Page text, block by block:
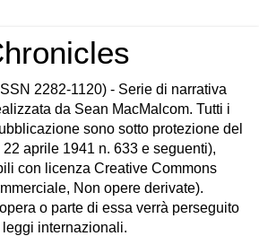
2282-1120) - Serie di narrativa
da Sean MacMalcom. Tutti i
sono sotto protezione del
aprile 1941 n. 633 e seguenti),
con licenza Creative Commons
Non opere derivate).
o parte di essa verrà perseguito
internazionali.